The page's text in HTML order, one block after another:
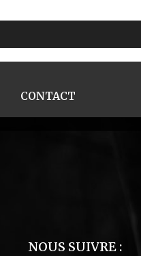
CONTACT
NOUS SUIVRE :